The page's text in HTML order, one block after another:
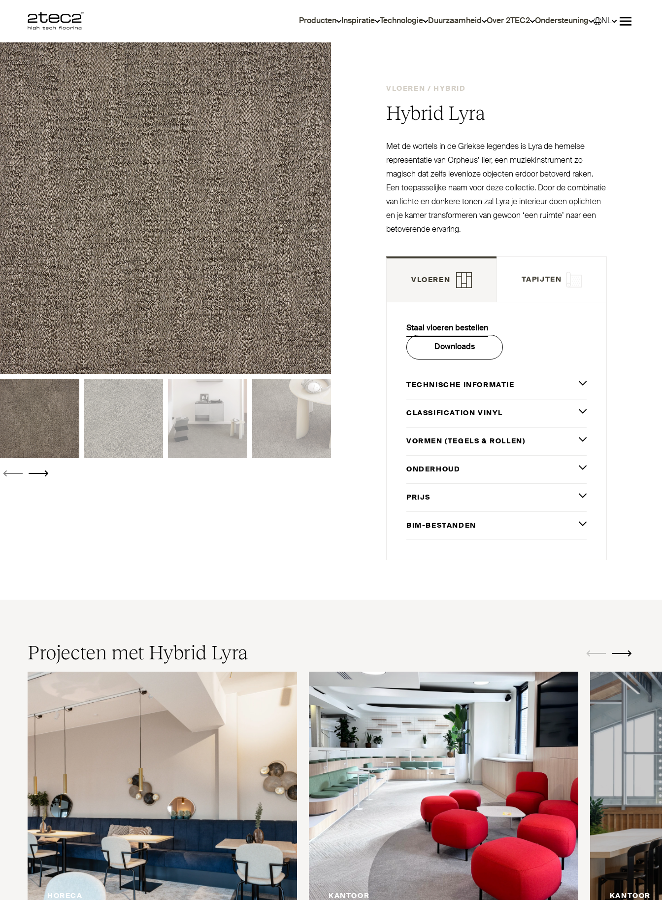
Primary Producten Inspiratie Technologie Duurzaamheid Over 2TEC2 Ondersteuning
NL
VLOEREN / HYBRID
Hybrid Lyra
Met de wortels in de Griekse legendes is Lyra de hemelse
repre­sentatie van Orpheus’ lier, een muziek­in­strument zo
magisch dat zelfs levenloze objecten erdoor betoverd raken.
Een toe­pas­selijke naam voor deze collectie. Door de com­binatie
van lichte en donkere tonen zal Lyra je interieur doen oplichten
en je kamer trans­formeren van gewoon ‘een ruimte’ naar een
beto­verende ervaring.
VLOEREN TAPIJTEN
Staal vloeren bestellen
Downloads
TECHNISCHE INFORMATIE
CLAS­SI­FICATION VINYL
VORMEN (TEGELS& ROLLEN)
ONDERHOUD
PRIJS
BIM-BESTANDEN
Projecten met Hybrid Lyra ui.previousui.next
HORECA KANTOOR KANTOOR